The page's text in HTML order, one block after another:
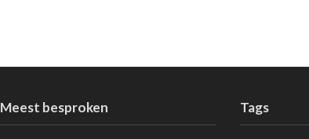
Meest besproken Tags